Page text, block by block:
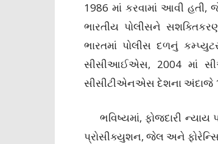
1986 માં કરવામાં આવી હતી,
ભારતીય પોલીસને
ભારતમાં પોલીસ દળનું
સીસીઆઈએસ, 2004 માં
સીસીટીએનએસ દેશના અંદાજે
ભવિષ્યમાં, ફોજદારી ન્યાય
પ્રોસીક્યુશન, જેલ અને